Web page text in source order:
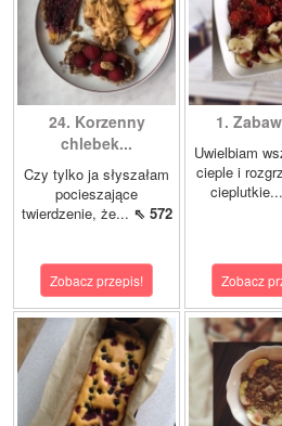
24. Korzenny
chlebek...
Czy tylko ja słyszałam
pocieszające
twierdzenie, że... ⇖ 572
Zobacz przepis!
1.
Uwielbiam
cieple i
cieplutkie...
Zobacz